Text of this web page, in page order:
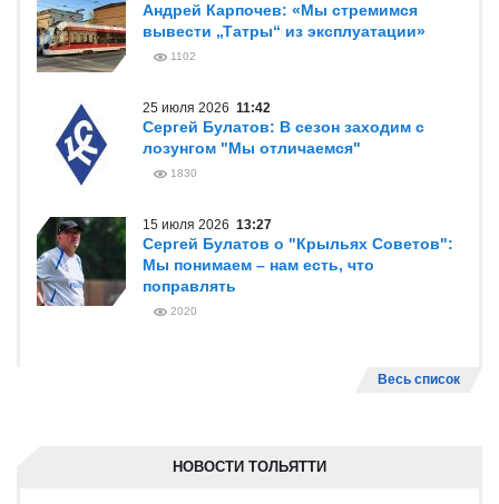
Андрей Карпочев: «Мы стремимся
вывести „Татры“ из эксплуатации»
1102
25 июля 2026 11:42
Сергей Булатов: В сезон заходим с
лозунгом "Мы отличаемся"
1830
15 июля 2026 13:27
Сергей Булатов о "Крыльях Советов":
Мы понимаем – нам есть, что
поправлять
2020
Весь список
НОВОСТИ ТОЛЬЯТТИ